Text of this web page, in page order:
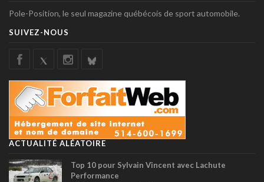
Pole-Position, le seul magazine québécois de sport automobile.
SUIVEZ-NOUS
ACTUALITÉ ALÉATOIRE
Top 10 pour Sylvain Vincent avec Lachute
Performance